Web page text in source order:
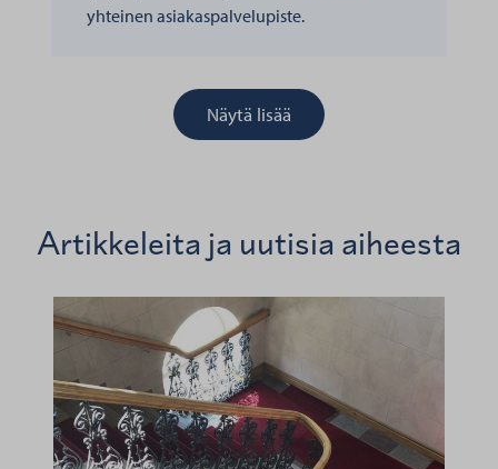
yhteinen asiakaspalvelupiste.
Näytä lisää
Artikkeleita ja uutisia aiheesta